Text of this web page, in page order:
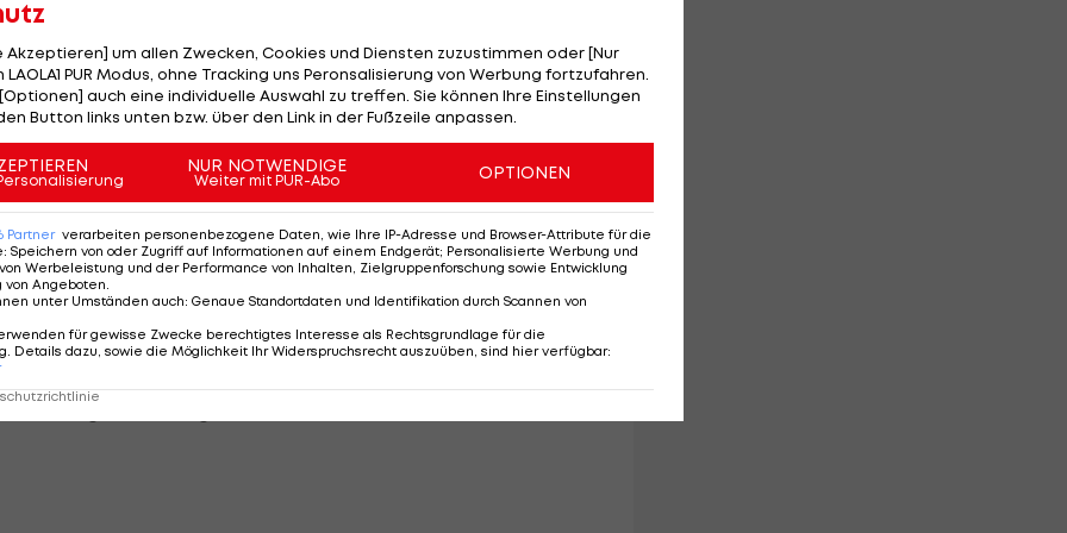
APP >>
internationalen Testspiel Ghana (ab 20:45 Uhr im
Schweiz und siegten auswärts mit 4:3.Florian Wirtz
sich die Nagelsmann-Truppe Ende 2025
einer der Mitfavoriten.
kam vergangenen Freitag in Wien mit 1:5 gegen
aus.
Akzeptieren] um allen Zwecken, Cookies und Diensten zuzustimmen oder [Nur
PUR Modus, ohne Tracking uns Peronsalisierung von Werbung fortzufahren.
auch eine individuelle Auswahl zu treffen. Sie können Ihre Einstellungen
Button links unten bzw. über den Link in der Fußzeile anpassen.
NUR NOTWENDIGE
Weiter mit PUR-Abo OPTIONEN
Partner verarbeiten personenbezogene Daten, wie Ihre IP-Adresse und Browser-Attribute für die
: Speichern von oder Zugriff auf Informationen auf einem Endgerät; Personalisierte Werbung und
Werbeleistung und der Performance von Inhalten, Zielgruppenforschung sowie Entwicklung
von Angeboten
unter Umständen auch: Genaue Standortdaten und Identifikation durch Scannen von
für gewisse Zwecke berechtigtes Interesse als Rechtsgrundlage für die
Details dazu, sowie die Möglichkeit Ihr Widerspruchsrecht auszuüben, sind hier verfügbar: